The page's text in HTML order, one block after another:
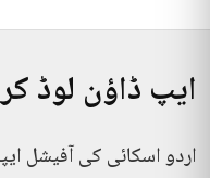
ایپ ڈاؤن لوڈ
اردو اسکائی کی آفیشل